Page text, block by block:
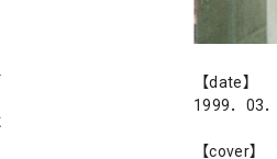
【date】
1999．03
【cover】